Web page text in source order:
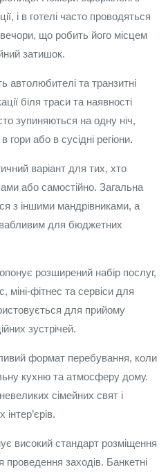
і в готелі часто проводяться
вечори, що робить його місцем
затишок.
та транзитні
біля траси та наявності
зупиняються на одну ніч,
або в сусідні регіони.
варіант для тих, хто
або самостійно. Загальна
з іншими мандрівниками, а
для бюджетних
розширений набір послуг,
фітнес та сервіси для
для прийому
зустрічей.
формат перебування, коли
кухню та атмосферу дому.
сімейних свят і
високий стандарт розміщення
проведення заходів. Банкетні